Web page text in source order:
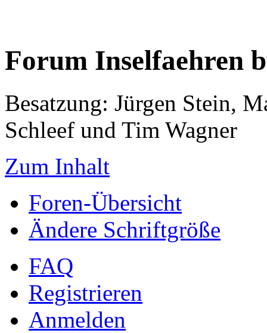
Forum Inselfaehren
Besatzung: Jürgen Stein,
Schleef und Tim Wagner
Zum Inhalt
Foren-Übersicht
Ändere Schriftgröße
FAQ
Registrieren
Anmelden